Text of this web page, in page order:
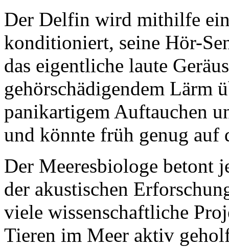
Der Delfin wird mithilfe
konditioniert, seine Hör-
das eigentliche laute
gehörschädigendem Lärm
panikartigem Auftauchen
und könnte früh genug auf
Der Meeresbiologe betont
der akustischen
viele wissenschaftliche
Tieren im Meer aktiv